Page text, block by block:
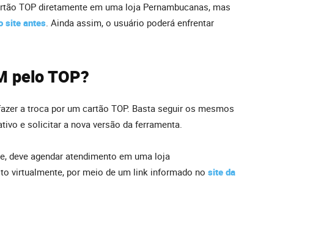
TOP diretamente em uma loja Pernambucanas, mas
site antes. Ainda assim, o usuário poderá enfrentar
pelo TOP?
a troca por um cartão TOP. Basta seguir os mesmos
e solicitar a nova versão da ferramenta.
deve agendar atendimento em uma loja
virtualmente, por meio de um link informado no site da